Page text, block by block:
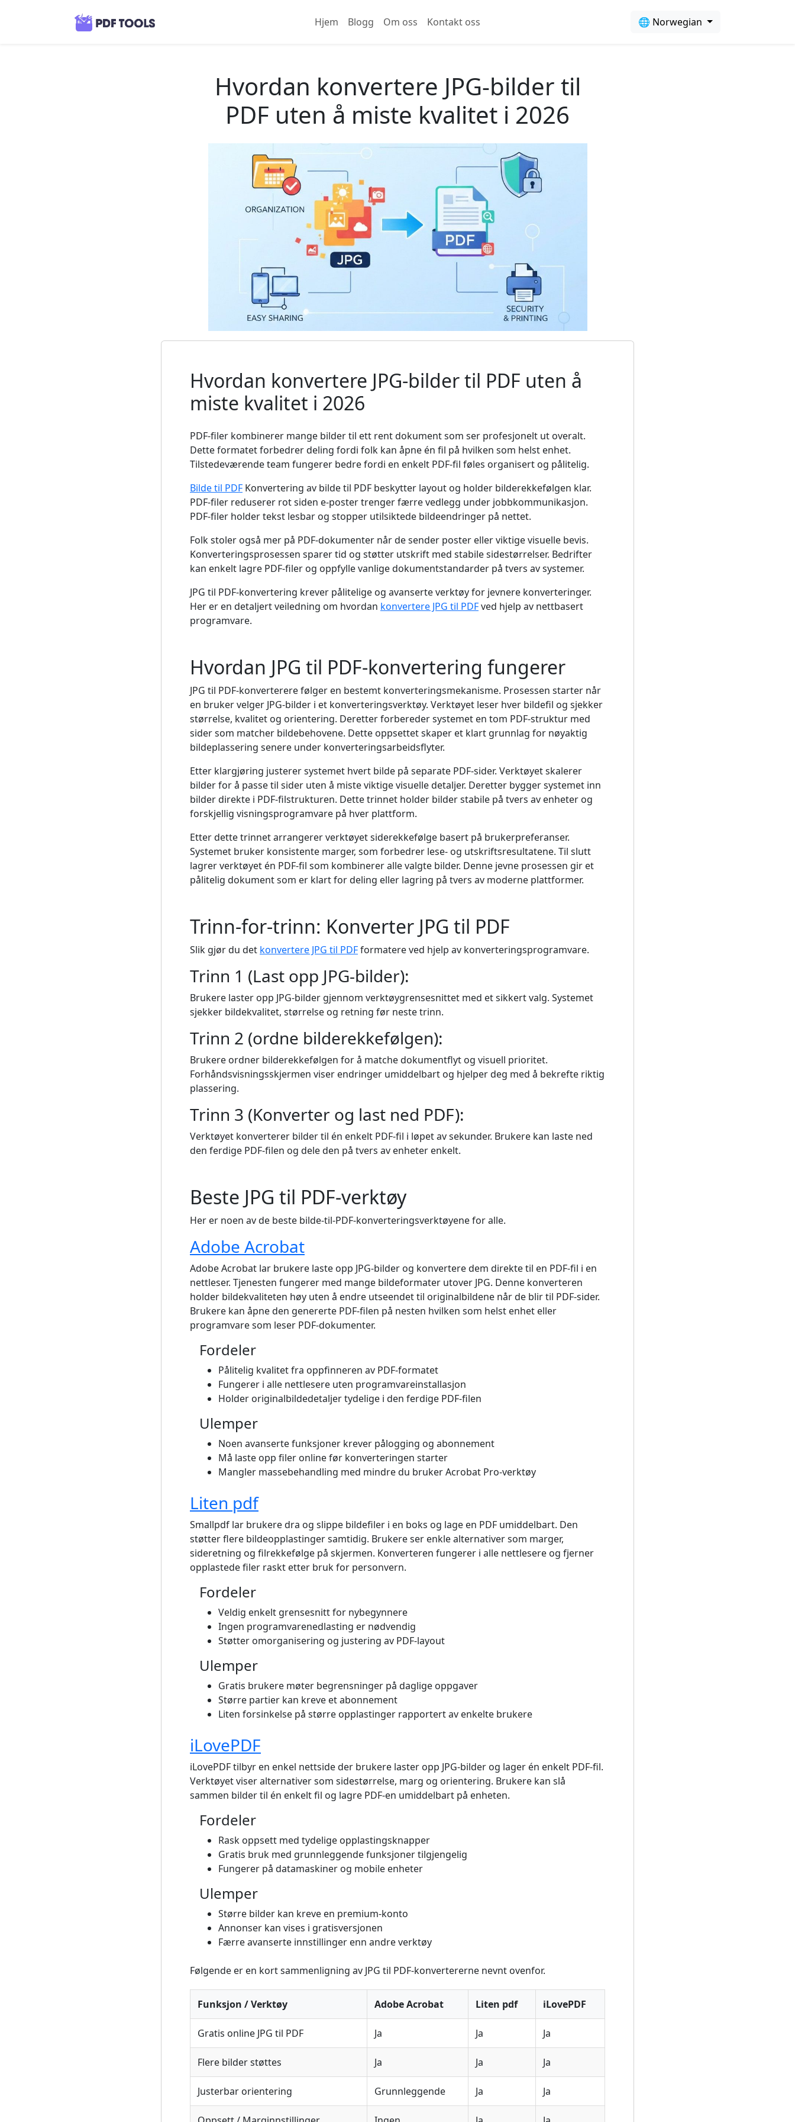
Hjem Blogg Om oss Kontakt oss 🌐 Norwegian
Hvordan konvertere JPG-bilder til
PDF uten å miste kvalitet i 2026
Hvordan konvertere JPG-bilder til PDF uten å
miste kvalitet i 2026
PDF-filer kombinerer mange bilder til ett rent dokument som ser profesjonelt ut overalt.
Dette formatet forbedrer deling fordi folk kan åpne én fil på hvilken som helst enhet.
Tilstedeværende team fungerer bedre fordi en enkelt PDF-fil føles organisert og pålitelig.
Bilde til PDF Konvertering av bilde til PDF beskytter layout og holder bilderekkefølgen klar.
PDF-filer reduserer rot siden e-poster trenger færre vedlegg under jobbkommunikasjon.
PDF-filer holder tekst lesbar og stopper utilsiktede bildeendringer på nettet.
Folk stoler også mer på PDF-dokumenter når de sender poster eller viktige visuelle bevis.
Konverteringsprosessen sparer tid og støtter utskrift med stabile sidestørrelser. Bedrifter
kan enkelt lagre PDF-filer og oppfylle vanlige dokumentstandarder på tvers av systemer.
JPG til PDF-konvertering krever pålitelige og avanserte verktøy for jevnere konverteringer.
Her er en detaljert veiledning om hvordan konvertere JPG til PDFved hjelp av nettbasert
programvare.
Hvordan JPG til PDF-konvertering fungerer
JPG til PDF-konverterere følger en bestemt konverteringsmekanisme. Prosessen starter når
en bruker velger JPG-bilder i et konverteringsverktøy. Verktøyet leser hver bildefil og sjekker
størrelse, kvalitet og orientering. Deretter forbereder systemet en tom PDF-struktur med
sider som matcher bildebehovene. Dette oppsettet skaper et klart grunnlag for nøyaktig
bildeplassering senere under konverteringsarbeidsflyter.
Etter klargjøring justerer systemet hvert bilde på separate PDF-sider. Verktøyet skalerer
bilder for å passe til sider uten å miste viktige visuelle detaljer. Deretter bygger systemet inn
bilder direkte i PDF-filstrukturen. Dette trinnet holder bilder stabile på tvers av enheter og
forskjellig visningsprogramvare på hver plattform.
Etter dette trinnet arrangerer verktøyet siderekkefølge basert på brukerpreferanser.
Systemet bruker konsistente marger, som forbedrer lese- og utskriftsresultatene. Til slutt
lagrer verktøyet én PDF-fil som kombinerer alle valgte bilder. Denne jevne prosessen gir et
pålitelig dokument som er klart for deling eller lagring på tvers av moderne plattformer.
Trinn-for-trinn: Konverter JPG til PDF
Slik gjør du det konvertere JPG til PDFformatere ved hjelp av konverteringsprogramvare.
Trinn 1 (Last opp JPG-bilder):
Brukere laster opp JPG-bilder gjennom verktøygrensesnittet med et sikkert valg. Systemet
sjekker bildekvalitet, størrelse og retning før neste trinn.
Trinn 2 (ordne bilderekkefølgen):
Brukere ordner bilderekkefølgen for å matche dokumentflyt og visuell prioritet.
Forhåndsvisningsskjermen viser endringer umiddelbart og hjelper deg med å bekrefte riktig
plassering.
Trinn 3 (Konverter og last ned PDF):
Verktøyet konverterer bilder til én enkelt PDF-fil i løpet av sekunder. Brukere kan laste ned
den ferdige PDF-filen og dele den på tvers av enheter enkelt.
Beste JPG til PDF-verktøy
Her er noen av de beste bilde-til-PDF-konverteringsverktøyene for alle.
Adobe Acrobat
Adobe Acrobat lar brukere laste opp JPG-bilder og konvertere dem direkte til en PDF-fil i en
nettleser. Tjenesten fungerer med mange bildeformater utover JPG. Denne konverteren
holder bildekvaliteten høy uten å endre utseendet til originalbildene når de blir til PDF-sider.
Brukere kan åpne den genererte PDF-filen på nesten hvilken som helst enhet eller
programvare som leser PDF-dokumenter.
Fordeler
Pålitelig kvalitet fra oppfinneren av PDF-formatet
Fungerer i alle nettlesere uten programvareinstallasjon
Holder originalbildedetaljer tydelige i den ferdige PDF-filen
Ulemper
Noen avanserte funksjoner krever pålogging og abonnement
Må laste opp filer online før konverteringen starter
Mangler massebehandling med mindre du bruker Acrobat Pro-verktøy
Liten pdf
Smallpdf lar brukere dra og slippe bildefiler i en boks og lage en PDF umiddelbart. Den
støtter flere bildeopplastinger samtidig. Brukere ser enkle alternativer som marger,
sideretning og filrekkefølge på skjermen. Konverteren fungerer i alle nettlesere og fjerner
opplastede filer raskt etter bruk for personvern.
Fordeler
Veldig enkelt grensesnitt for nybegynnere
Ingen programvarenedlasting er nødvendig
Støtter omorganisering og justering av PDF-layout
Ulemper
Gratis brukere møter begrensninger på daglige oppgaver
Større partier kan kreve et abonnement
Liten forsinkelse på større opplastinger rapportert av enkelte brukere
iLovePDF
iLovePDF tilbyr en enkel nettside der brukere laster opp JPG-bilder og lager én enkelt PDF-fil.
Verktøyet viser alternativer som sidestørrelse, marg og orientering. Brukere kan slå
sammen bilder til én enkelt fil og lagre PDF-en umiddelbart på enheten.
Fordeler
Rask oppsett med tydelige opplastingsknapper
Gratis bruk med grunnleggende funksjoner tilgjengelig
Fungerer på datamaskiner og mobile enheter
Ulemper
Større bilder kan kreve en premium-konto
Annonser kan vises i gratisversjonen
Færre avanserte innstillinger enn andre verktøy
Følgende er en kort sammenligning av JPG til PDF-konvertererne nevnt ovenfor.
Funksjon / Verktøy Adobe Acrobat Liten pdf iLovePDF
Gratis online JPG til PDF Ja Ja Ja
Flere bilder støttes Ja Ja Ja
Justerbar orientering Grunnleggende Ja Ja